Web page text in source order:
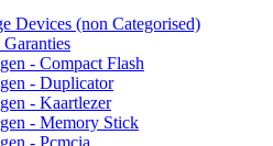
Devices (non Categorised)
- Compact Flash
- Duplicator
- Kaartlezer
- Memory Stick
- Pcmcia